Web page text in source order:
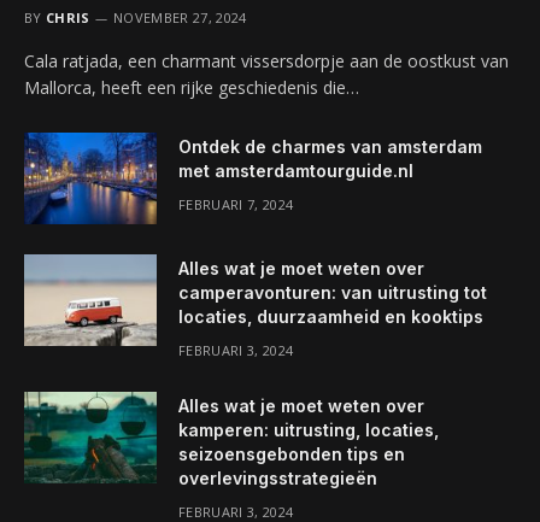
BY CHRIS NOVEMBER 27, 2024
Cala ratjada, een charmant vissersdorpje aan de oostkust van
Mallorca, heeft een rijke geschiedenis die…
Ontdek de charmes van amsterdam
met amsterdamtourguide.nl
FEBRUARI 7, 2024
Alles wat je moet weten over
camperavonturen: van uitrusting tot
locaties, duurzaamheid en kooktips
FEBRUARI 3, 2024
Alles wat je moet weten over
kamperen: uitrusting, locaties,
seizoensgebonden tips en
overlevingsstrategieën
FEBRUARI 3, 2024